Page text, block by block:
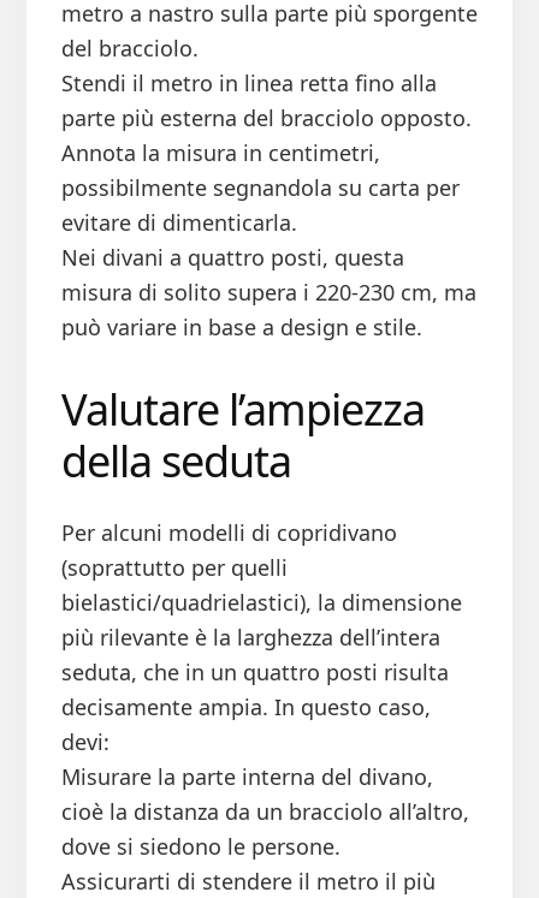
metro a nastro sulla parte più sporgente
del bracciolo.
Stendi il metro in linea retta fino alla
parte più esterna del bracciolo opposto.
Annota la misura in centimetri,
possibilmente segnandola su carta per
evitare di dimenticarla.
Nei divani a quattro posti, questa
misura di solito supera i 220-230 cm, ma
può variare in base a design e stile.
Valutare l’ampiezza
della seduta
Per alcuni modelli di copridivano
(soprattutto per quelli
bielastici/quadrielastici), la dimensione
più rilevante è la larghezza dell’intera
seduta, che in un quattro posti risulta
decisamente ampia. In questo caso,
devi:
Misurare la parte interna del divano,
cioè la distanza da un bracciolo all’altro,
dove si siedono le persone.
Assicurarti di stendere il metro il più